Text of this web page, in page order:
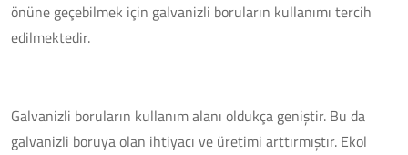
önüne geçebilmek için galvanizli boruların kullanımı tercih
edilmektedir.
Galvanizli boruların kullanım alanı oldukça geniştir. Bu da
galvanizli boruya olan ihtiyacı ve üretimi arttırmıştır. Ekol